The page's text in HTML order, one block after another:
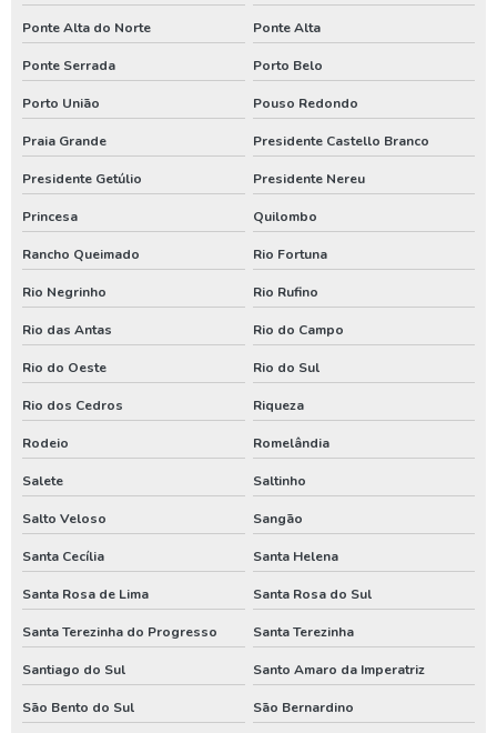
Valor de poço artesiano no parana
Ponte Alta do Norte Ponte Alta
Ponte Serrada Porto Belo
Porto União Pouso Redondo
Praia Grande Presidente Castello Branco
Presidente Getúlio Presidente Nereu
Princesa Quilombo
Rancho Queimado Rio Fortuna
Rio Negrinho Rio Rufino
Rio das Antas Rio do Campo
Rio do Oeste Rio do Sul
Rio dos Cedros Riqueza
Rodeio Romelândia
Salete Saltinho
Salto Veloso Sangão
Santa Cecília Santa Helena
Santa Rosa de Lima Santa Rosa do Sul
Santa Terezinha do Progresso Santa Terezinha
Santiago do Sul Santo Amaro da Imperatriz
São Bento do Sul São Bernardino